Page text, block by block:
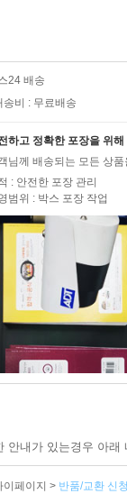
24 배송
송비 : 무료배송
하고 정확한 포장을 위
님께 배송되는 모든 상
: 안전한 포장 관리
범위 : 박스 포장 작업
내가 있는경우 아
이페이지 > 반품/교환 신